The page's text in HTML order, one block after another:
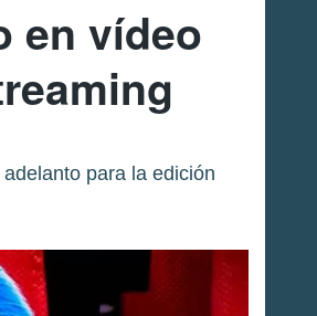
en vídeo
para la edición